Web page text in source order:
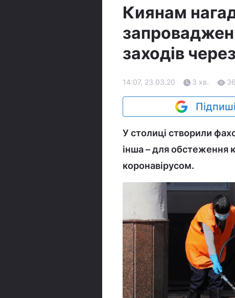
Киянам
заходів
14:07, 23.03.20 3 хв.
У столиці створили
інша – для обстеження
коронавірусом.